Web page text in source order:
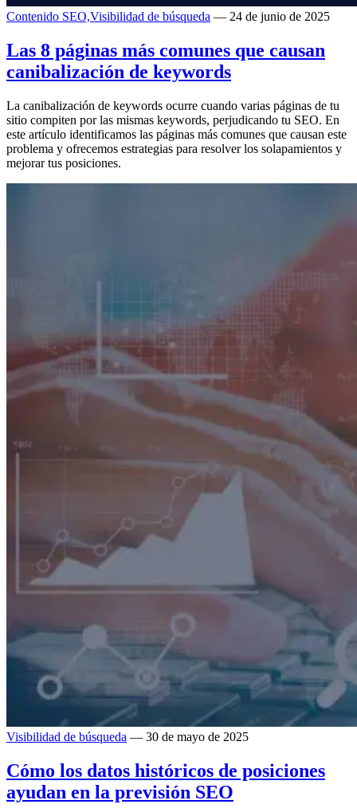
Contenido SEO,Visibilidad de búsqueda — 24 de junio de 2025
Las 8 páginas más comunes que causan
canibalización de keywords
La canibalización de keywords ocurre cuando varias páginas de tu
sitio compiten por las mismas keywords, perjudicando tu SEO. En
este artículo identificamos las páginas más comunes que causan este
problema y ofrecemos estrategias para resolver los solapamientos y
mejorar tus posiciones.
Visibilidad de búsqueda — 30 de mayo de 2025
Cómo los datos históricos de posiciones
ayudan en la previsión SEO